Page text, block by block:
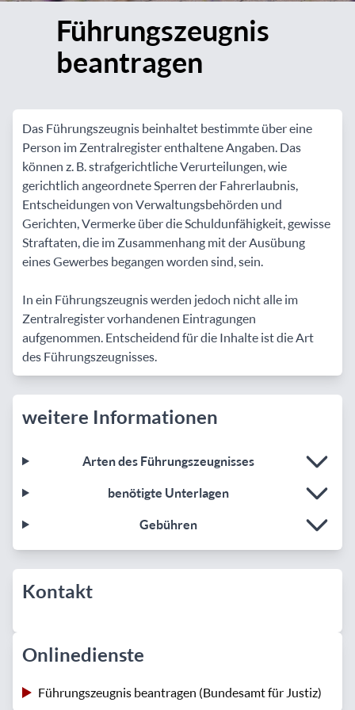
Führungszeugnis
beantragen
Das Führungszeugnis beinhaltet bestimmte über eine
Person im Zentralregister enthaltene Angaben. Das
können z. B. strafgerichtliche Verurteilungen, wie
gerichtlich angeordnete Sperren der Fahrerlaubnis,
Entscheidungen von Verwaltungsbehörden und
Gerichten, Vermerke über die Schuldunfähigkeit, gewisse
Straftaten, die im Zusammenhang mit der Ausübung
eines Gewerbes begangen worden sind, sein.
In ein Führungszeugnis werden jedoch nicht alle im
Zentralregister vorhandenen Eintragungen
aufgenommen. Entscheidend für die Inhalte ist die Art
des Führungszeugnisses.
weitere Informationen
Arten des Führungszeugnisses
benötigte Unterlagen
Gebühren
Kontakt
Onlinedienste
Führungszeugnis beantragen (Bundesamt für Justiz)